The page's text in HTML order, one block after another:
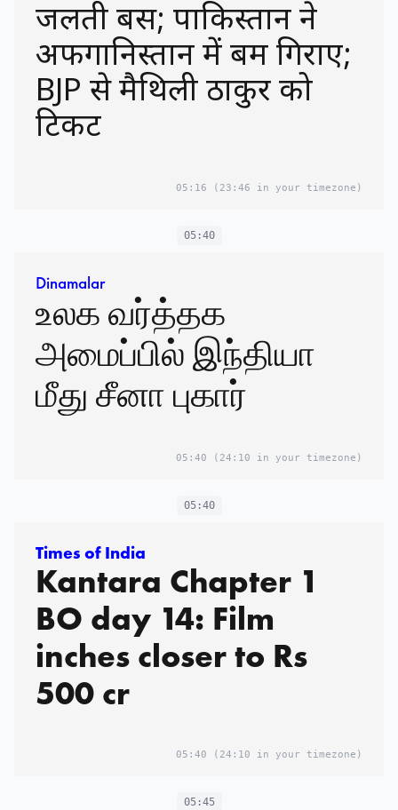
जलती बस; पाकिस्तान ने
अफगानिस्तान में बम गिराए;
BJP से मैथिली ठाकुर को
टिकट
05:16 (23:46 in your timezone)
05:40
Dinamalar
உலக வர்த்தக
அமைப்பில் இந்தியா
மீது சீனா புகார்
05:40 (24:10 in your timezone)
05:40
Times of India
Kantara Chapter 1
BO day 14: Film
inches closer to Rs
500 cr
05:40 (24:10 in your timezone)
05:45